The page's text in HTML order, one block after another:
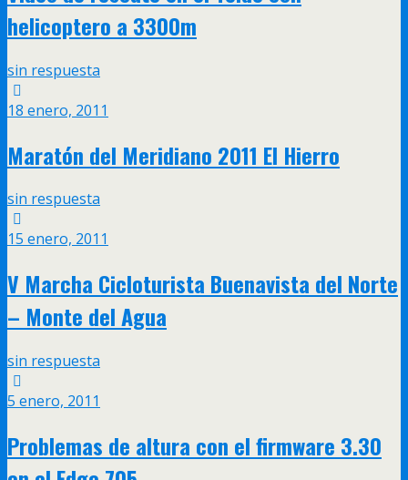
helicoptero a 3300m
sin respuesta
18 enero, 2011
Maratón del Meridiano 2011 El Hierro
sin respuesta
15 enero, 2011
V Marcha Cicloturista Buenavista del Norte
– Monte del Agua
sin respuesta
5 enero, 2011
Problemas de altura con el firmware 3.30